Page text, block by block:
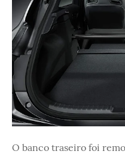
O banco traseiro foi